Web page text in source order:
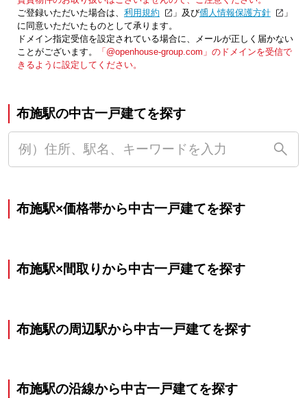
ご登録いただいた場合は、「利用規約 」及び「個人情報保護方針
」
に同意いただいたものとして承ります。
ドメイン指定受信を設定されている場合に、メールが正しく届かない
ことがございます。
「@openhouse-group.com」のドメインを受信で
きるように設定してください。
布施駅の中古一戸建てを探す
布施駅×価格帯から中古一戸建てを探す
布施駅×間取りから中古一戸建てを探す
布施駅の周辺駅から中古一戸建てを探す
布施駅の沿線から中古一戸建てを探す